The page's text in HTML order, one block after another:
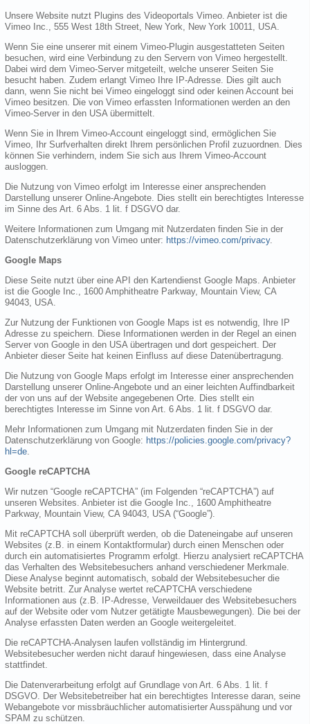
Unsere Website nutzt Plugins des Videoportals Vimeo. Anbieter ist die
Vimeo Inc., 555 West 18th Street, New York, New York 10011, USA.
Wenn Sie eine unserer mit einem Vimeo-Plugin ausgestatteten Seiten
besuchen, wird eine Verbindung zu den Servern von Vimeo hergestellt.
Dabei wird dem Vimeo-Server mitgeteilt, welche unserer Seiten Sie
besucht haben. Zudem erlangt Vimeo Ihre IP-Adresse. Dies gilt auch
dann, wenn Sie nicht bei Vimeo eingeloggt sind oder keinen Account bei
Vimeo besitzen. Die von Vimeo erfassten Informationen werden an den
Vimeo-Server in den USA übermittelt.
Wenn Sie in Ihrem Vimeo-Account eingeloggt sind, ermöglichen Sie
Vimeo, Ihr Surfverhalten direkt Ihrem persönlichen Profil zuzuordnen. Dies
können Sie verhindern, indem Sie sich aus Ihrem Vimeo-Account
ausloggen.
Die Nutzung von Vimeo erfolgt im Interesse einer ansprechenden
Darstellung unserer Online-Angebote. Dies stellt ein berechtigtes Interesse
im Sinne des Art. 6 Abs. 1 lit. f DSGVO dar.
Weitere Informationen zum Umgang mit Nutzerdaten finden Sie in der
Datenschutzerklärung von Vimeo unter: https://vimeo.com/privacy.
Google Maps
Diese Seite nutzt über eine API den Kartendienst Google Maps. Anbieter
ist die Google Inc., 1600 Amphitheatre Parkway, Mountain View, CA
94043, USA.
Zur Nutzung der Funktionen von Google Maps ist es notwendig, Ihre IP
Adresse zu speichern. Diese Informationen werden in der Regel an einen
Server von Google in den USA übertragen und dort gespeichert. Der
Anbieter dieser Seite hat keinen Einfluss auf diese Datenübertragung.
Die Nutzung von Google Maps erfolgt im Interesse einer ansprechenden
Darstellung unserer Online-Angebote und an einer leichten Auffindbarkeit
der von uns auf der Website angegebenen Orte. Dies stellt ein
berechtigtes Interesse im Sinne von Art. 6 Abs. 1 lit. f DSGVO dar.
Mehr Informationen zum Umgang mit Nutzerdaten finden Sie in der
Datenschutzerklärung von Google: https://policies.google.com/privacy?
hl=de
Google reCAPTCHA
Wir nutzen “Google reCAPTCHA” (im Folgenden “reCAPTCHA”) auf
unseren Websites. Anbieter ist die Google Inc., 1600 Amphitheatre
Parkway, Mountain View, CA 94043, USA (“Google”).
Mit reCAPTCHA soll überprüft werden, ob die Dateneingabe auf unseren
Websites (z.B. in einem Kontaktformular) durch einen Menschen oder
durch ein automatisiertes Programm erfolgt. Hierzu analysiert reCAPTCHA
das Verhalten des Websitebesuchers anhand verschiedener Merkmale.
Diese Analyse beginnt automatisch, sobald der Websitebesucher die
Website betritt. Zur Analyse wertet reCAPTCHA verschiedene
Informationen aus (z.B. IP-Adresse, Verweildauer des Websitebesuchers
auf der Website oder vom Nutzer getätigte Mausbewegungen). Die bei der
Analyse erfassten Daten werden an Google weitergeleitet.
Die reCAPTCHA-Analysen laufen vollständig im Hintergrund.
Websitebesucher werden nicht darauf hingewiesen, dass eine Analyse
stattfindet.
Die Datenverarbeitung erfolgt auf Grundlage von Art. 6 Abs. 1 lit. f
DSGVO. Der Websitebetreiber hat ein berechtigtes Interesse daran, seine
Webangebote vor missbräuchlicher automatisierter Ausspähung und vor
SPAM zu schützen.